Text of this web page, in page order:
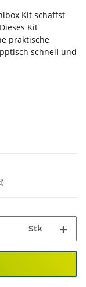
Kit schaffst
Kit
praktische
schnell und
Stk